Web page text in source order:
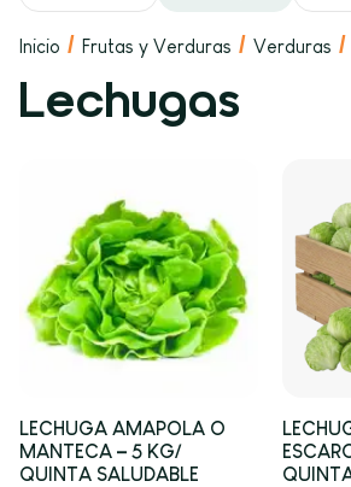
Inicio / Frutas y Verduras / Verduras /
Lechugas
LECHUGA AMAPOLA O
MANTECA – 5 KG/
QUINTA SALUDABLE